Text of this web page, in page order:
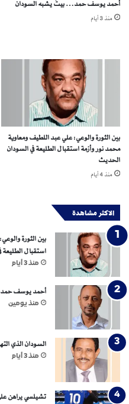
ر
ا
ل
ف
ي
ا
ر
ا
ق
*
أحمد يوسف حمد… بيتٌ يشبه السودان
منذ 3 أيام
بين الثورة والوعي: علي عبد اللطيف ومعاوية
محمد نور وأزمة استقبال الطليعة في السودان
الحديث
منذ 4 أيام
الاكثر مشاهدة
بين الثورة
استقبال
منذ 3 أيام
أحمد يوسف
منذ يومين
السودان الذي التهمته الحرب: 145.7
منذ 3 أيام
تشيلسي يراهن